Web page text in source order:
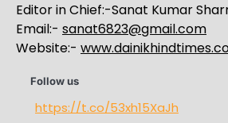
Editor in Chief:-Sanat Kumar
Email:- sanat6823@gmail.com
Website:-
Follow us
https://t.co/53xh15XaJh